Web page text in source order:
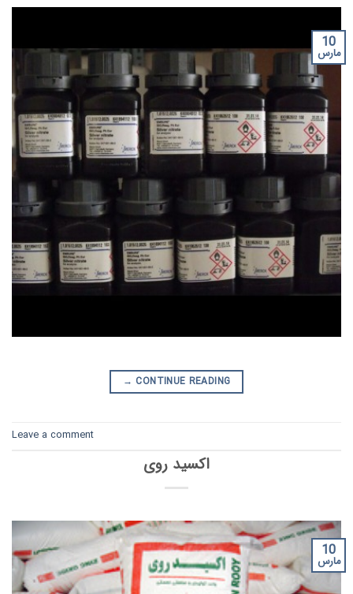
10
مارس
CONTINUE READING
→
Leave a comment
اکسید روی
10
مارس